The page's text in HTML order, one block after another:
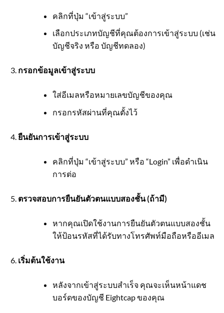
คลิกที่ปุ่ม “เข้าสู่ระบบ”
เลือกประเภทบัญชีที่คุณต้องการเข้าสู่ระบบ (เช่น
บัญชีจริง หรือ บัญชีทดลอง)
กรอกข้อมูลเข้าสู่ระบบ
ใส่อีเมลหรือหมายเลขบัญชีของคุณ
กรอกรหัสผ่านที่คุณตั้งไว้
ยืนยันการเข้าสู่ระบบ
คลิกที่ปุ่ม “เข้าสู่ระบบ” หรือ “Login” เพื่อดำเนิน
การต่อ
ตรวจสอบการยืนยันตัวตนแบบสองชั้น (ถ้ามี)
หากคุณเปิดใช้งานการยืนยันตัวตนแบบสองชั้น
ให้ป้อนรหัสที่ได้รับทางโทรศัพท์มือถือหรืออีเมล
เริ่มต้นใช้งาน
หลังจากเข้าสู่ระบบสำเร็จ คุณจะเห็นหน้าแดช
บอร์ดของบัญชี Eightcap ของคุณ